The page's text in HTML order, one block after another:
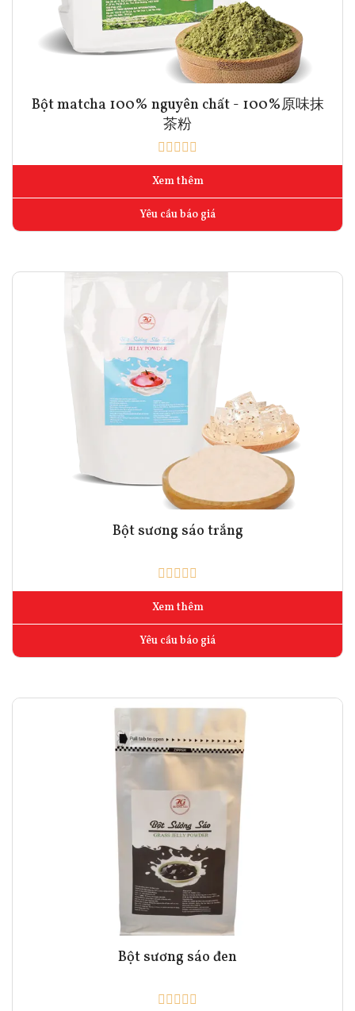
Bột matcha 100% nguyên chất - 100%原味抹
茶粉
Xem thêm
Yêu cầu báo giá
Bột sương sáo trắng
Xem thêm
Yêu cầu báo giá
Bột sương sáo đen